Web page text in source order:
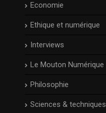
Economie
Ethique et numérique
Interviews
Le Mouton Numérique
Philosophie
Sciences & techniques